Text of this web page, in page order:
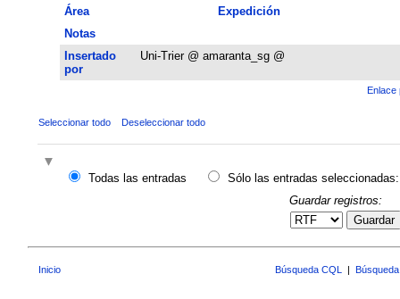
Área
Expedición
Notas
Insertado
por
Uni-Trier @ amaranta_sg @
Enlace
Seleccionar todo Deseleccionar todo
Todas las entradas
Sólo las entradas seleccionadas:
Guardar registros:
Guardar
Inicio Búsqueda CQL